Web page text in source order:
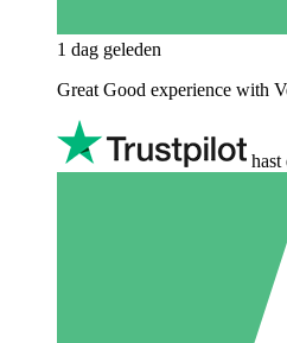
1 dag geleden
Great Good experience with
hast